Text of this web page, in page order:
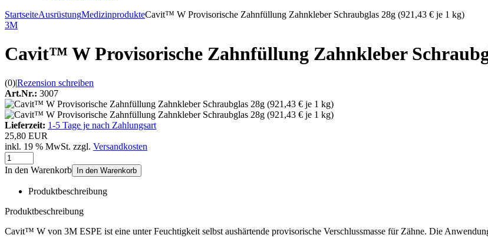
StartseiteAusrüstungMedizinprodukteCavit™ W Provisorische Zahnfüllung Zahnkleber Schraubglas 28g (921,43 € je 1 kg)
3M
Cavit™ W Provisorische Zahnfüllung Zahnkleber
(0)|Rezension schreiben
Art.Nr.: 3007
Lieferzeit: 1-5 Tage je nach Zahlungsart
25,80 EUR
inkl. 19 % MwSt. zzgl. Versandkosten
In den Warenkorb In den Warenkorb
Produktbeschreibung
Produktbeschreibung
Cavit™ W von 3M ESPE ist eine unter Feuchtigkeit selbst aushärtende provisorische Verschlussmasse für Zähne. Die